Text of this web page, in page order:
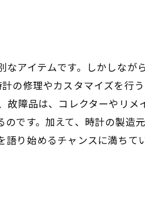
アイテムです。しかしなが
の修理やカスタマイズを行
障品は、コレクターやリ
です。加えて、時計の製造
り始めるチャンスに満ちて